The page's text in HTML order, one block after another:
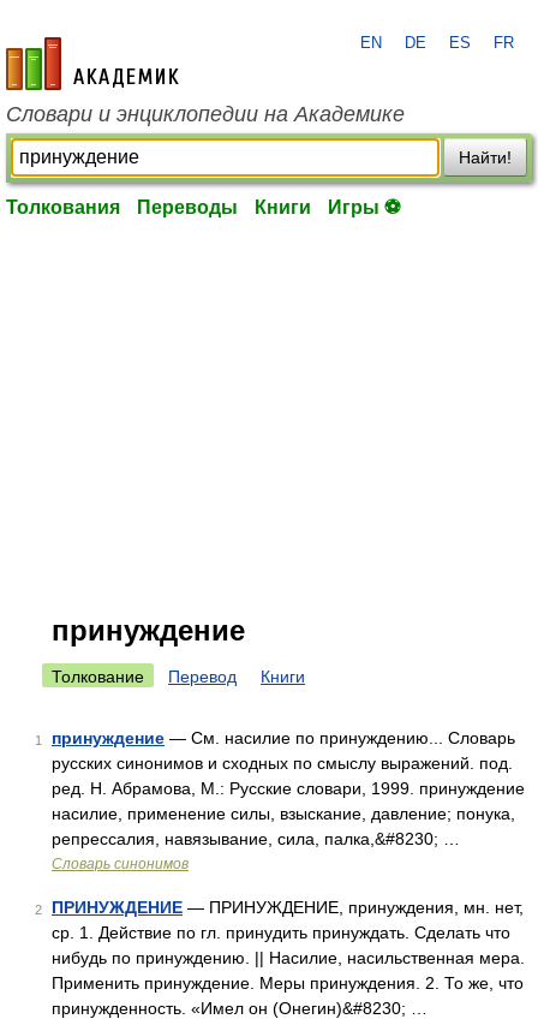
academic.ru
EN DE ES FR
Словари и энциклопедии на Академике
Найти!
Толкования Переводы Книги Игры ⚽
принуждение
Толкование Перевод Книги
1 принуждение — См. насилие по принуждению... Словарь
русских синонимов и сходных по смыслу выражений. под.
ред. Н. Абрамова, М.: Русские словари, 1999. принуждение
насилие, применение силы, взыскание, давление; понука,
репрессалия, навязывание, сила, палка,&#8230; …
Словарь синонимов
2 ПРИНУЖДЕНИЕ — ПРИНУЖДЕНИЕ, принуждения, мн. нет,
ср. 1. Действие по гл. принудить принуждать. Сделать что
нибудь по принуждению. || Насилие, насильственная мера.
Применить принуждение. Меры принуждения. 2. То же, что
принужденность. «Имел он (Онегин)&#8230; …